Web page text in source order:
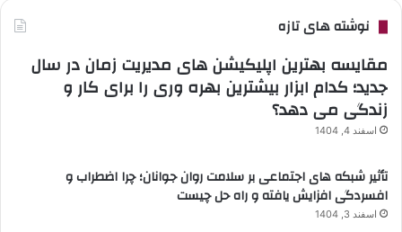
نوشته های تازه
مقایسه بهترین اپلیکیشن های مدیریت زمان در سال
جدید؛ کدام ابزار بیشترین بهره وری را برای کار و
زندگی می دهد؟
اسفند 4, 1404
تأثیر شبکه های اجتماعی بر سلامت روان جوانان؛ چرا اضطراب و
افسردگی افزایش یافته و راه حل چیست
اسفند 3, 1404